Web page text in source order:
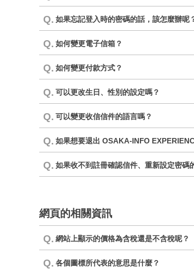
Q. 如果忘記登入時的密碼的話，該怎麼辦呢
Q. 如何變更電子信箱？
Q. 如何變更付款方式？
Q. 可以更改生日、性別的設定嗎？
Q. 可以變更收信信件的語言嗎？
Q. 如果想要退出 OSAKA-INFO
Q. 如果收不到註冊確認信件、重新設定密碼
網頁的相關資訊
Q. 網站上顯示的價格為含稅還是不含稅呢？
Q. 各個圖標所代表的意思是什麼？